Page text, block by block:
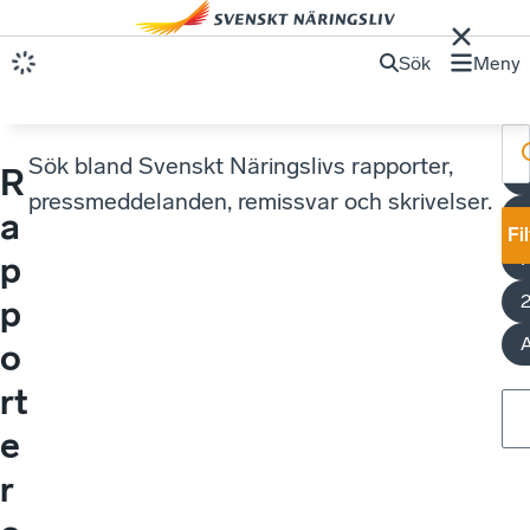
Sök Meny
R
a
p
p
o
rt
e
r
Sök bland Svenskt Näringslivs rapporter,
pressmeddelanden, remissvar och skrivelser.